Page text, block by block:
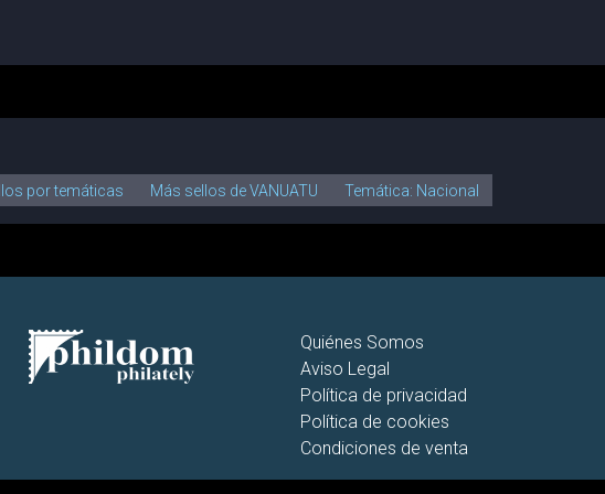
por temáticas Más sellos de VANUATU Temática: Nacional
Quiénes Somos
Aviso Legal
Política de privacidad
Política de cookies
Condiciones de venta